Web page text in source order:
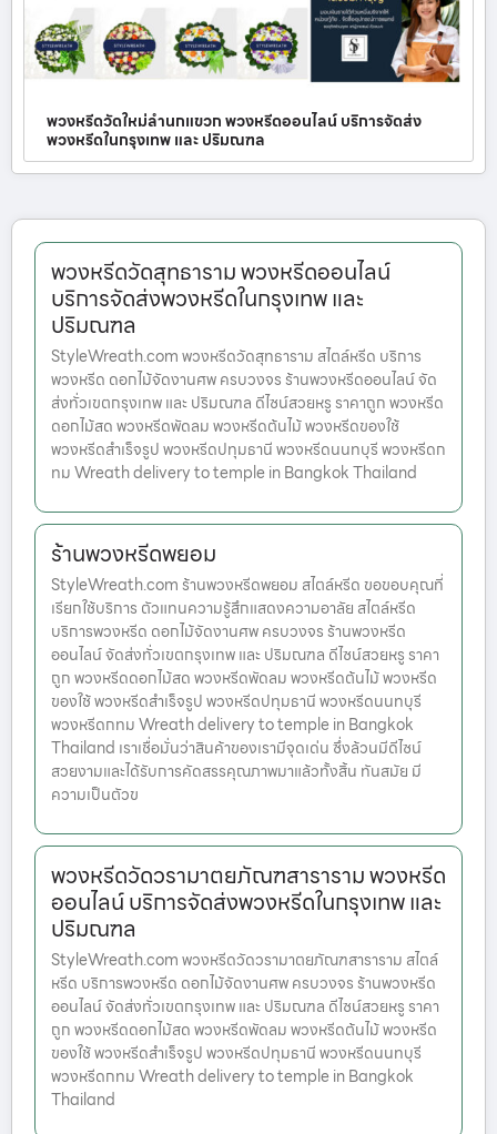
พวงหรีดวัดใหม่ลำนกแขวก พวงหรีดออนไลน์ บริการจัดส่ง
พวงหรีดในกรุงเทพ และ ปริมณฑล
พวงหรีดวัดสุทธาราม พวงหรีดออนไลน์
บริการจัดส่งพวงหรีดในกรุงเทพ และ
ปริมณฑล
StyleWreath.com พวงหรีดวัดสุทธาราม สไตล์หรีด บริการ
พวงหรีด ดอกไม้จัดงานศพ ครบวงจร ร้านพวงหรีดออนไลน์ จัด
ส่งทั่วเขตกรุงเทพ และ ปริมณฑล ดีไซน์สวยหรู ราคาถูก พวงหรีด
ดอกไม้สด พวงหรีดพัดลม พวงหรีดต้นไม้ พวงหรีดของใช้
พวงหรีดสำเร็จรูป พวงหรีดปทุมธานี พวงหรีดนนทบุรี พวงหรีดก
ทม Wreath delivery to temple in Bangkok Thailand
ร้านพวงหรีดพยอม
StyleWreath.com ร้านพวงหรีดพยอม สไตล์หรีด ขอขอบคุณที่
เรียกใช้บริการ ตัวแทนความรู้สึกแสดงความอาลัย สไตล์หรีด
บริการพวงหรีด ดอกไม้จัดงานศพ ครบวงจร ร้านพวงหรีด
ออนไลน์ จัดส่งทั่วเขตกรุงเทพ และ ปริมณฑล ดีไซน์สวยหรู ราคา
ถูก พวงหรีดดอกไม้สด พวงหรีดพัดลม พวงหรีดต้นไม้ พวงหรีด
ของใช้ พวงหรีดสำเร็จรูป พวงหรีดปทุมธานี พวงหรีดนนทบุรี
พวงหรีดกทม Wreath delivery to temple in Bangkok
Thailand เราเชื่อมั่นว่าสินค้าของเรามีจุดเด่น ซึ่งล้วนมีดีไซน์
สวยงามและได้รับการคัดสรรคุณภาพมาแล้วทั้งสิ้น ทันสมัย มี
ความเป็นตัวข
พวงหรีดวัดวรามาตยภัณฑสาราราม พวงหรีด
ออนไลน์ บริการจัดส่งพวงหรีดในกรุงเทพ และ
ปริมณฑล
StyleWreath.com พวงหรีดวัดวรามาตยภัณฑสาราราม สไตล์
หรีด บริการพวงหรีด ดอกไม้จัดงานศพ ครบวงจร ร้านพวงหรีด
ออนไลน์ จัดส่งทั่วเขตกรุงเทพ และ ปริมณฑล ดีไซน์สวยหรู ราคา
ถูก พวงหรีดดอกไม้สด พวงหรีดพัดลม พวงหรีดต้นไม้ พวงหรีด
ของใช้ พวงหรีดสำเร็จรูป พวงหรีดปทุมธานี พวงหรีดนนทบุรี
พวงหรีดกทม Wreath delivery to temple in Bangkok
Thailand